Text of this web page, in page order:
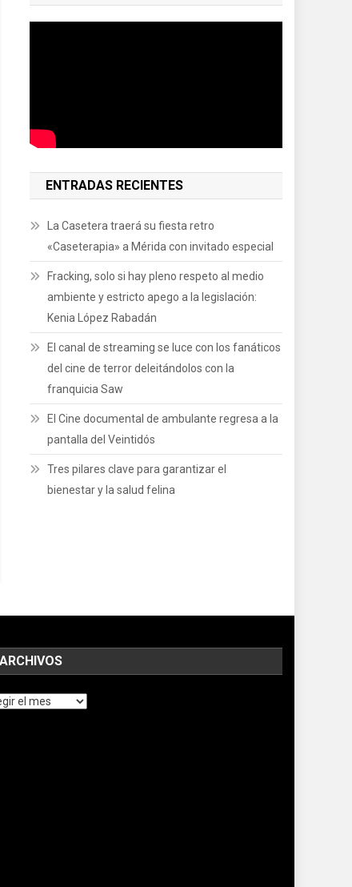
ENTRADAS RECIENTES
La Casetera traerá su fiesta retro
«Caseterapia» a Mérida con invitado especial
Fracking, solo si hay pleno respeto al medio
ambiente y estricto apego a la legislación:
Kenia López Rabadán
El canal de streaming se luce con los fanáticos
del cine de terror deleitándolos con la
franquicia Saw
El Cine documental de ambulante regresa a la
pantalla del Veintidós
Tres pilares clave para garantizar el
bienestar y la salud felina
ARCHIVOS